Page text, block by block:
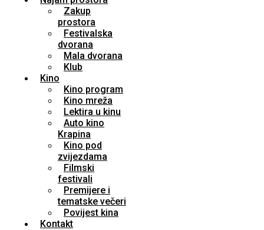
Zakup
prostora
Festivalska
dvorana
Mala dvorana
Klub
Kino
Kino program
Kino mreža
Lektira u kinu
Auto kino
Krapina
Kino pod
zvijezdama
Filmski
festivali
Premijere i
tematske večeri
Povijest kina
Kontakt